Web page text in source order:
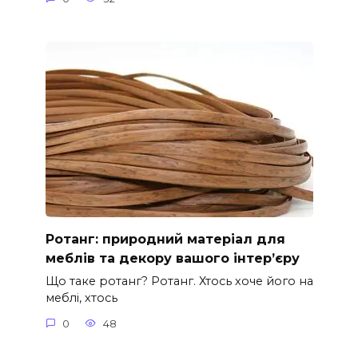
Ротанг: природний матеріал для
меблів та декору вашого інтер’єру
Що таке ротанг? Ротанг. Хтось хоче його на
меблі, хтось
0 48